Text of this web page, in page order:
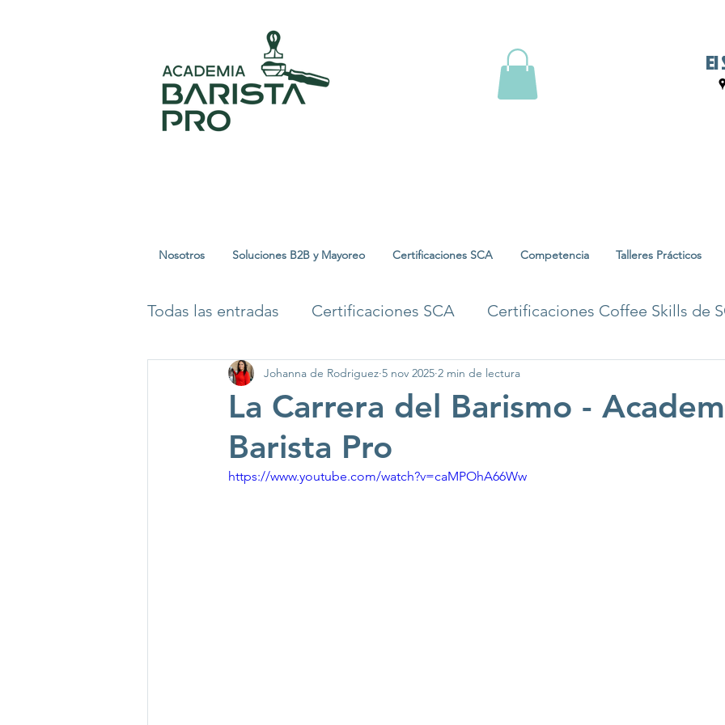
Nosotros Soluciones B2B y Mayoreo Certificaciones SCA Competencia Talleres Prácticos
Todas las entradas Certificaciones SCA Certificaciones Coffee Skills de
Certificaciones Sostenibilidad de S Academia Barista Pro
Tés en Hoja Suelta Tisanes y Otras Bebidas
La Carrera del Barismo -
Barista Pro
Johanna de Rodriguez 5 nov 2025 2 min de lectura
https://www.youtube.com/watch?v=caMPOhA66Ww